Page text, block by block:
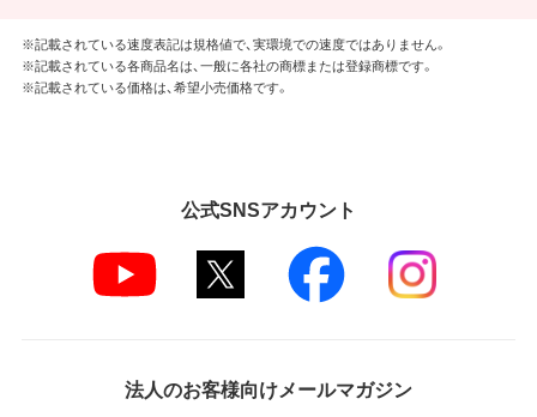
※記載されている速度表記は規格値で、実環境での速度ではありません。
※記載されている各商品名は、一般に各社の商標または登録商標です。
※記載されている価格は、希望小売価格です。
公式SNSアカウント
法人のお客様向けメールマガジン